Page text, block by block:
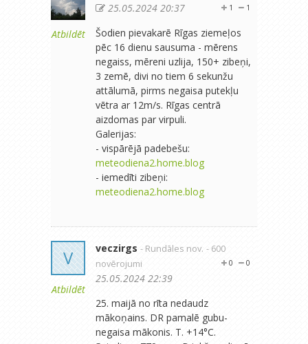
Atbildēt
1
1
25.05.2024 20:37
Šodien pievakarē Rīgas ziemeļos
pēc 16 dienu sausuma - mērens
negaiss, mēreni uzlija, 150+ zibeņi,
3 zemē, divi no tiem 6 sekunžu
attālumā, pirms negaisa putekļu
vētra ar 12m/s. Rīgas centrā
aizdomas par virpuli.
Galerijas:
- vispārējā padebešu:
meteodiena2.home.blog
- iemedīti zibeņi:
meteodiena2.home.blog
V
Atbildēt
veczirgs - Rundāles nov. - 600
novērojumi
0
0
25.05.2024 22:39
25. maijā no rīta nedaudz
mākoņains. DR pamalē gubu-
negaisa mākonis. T. +14°C.